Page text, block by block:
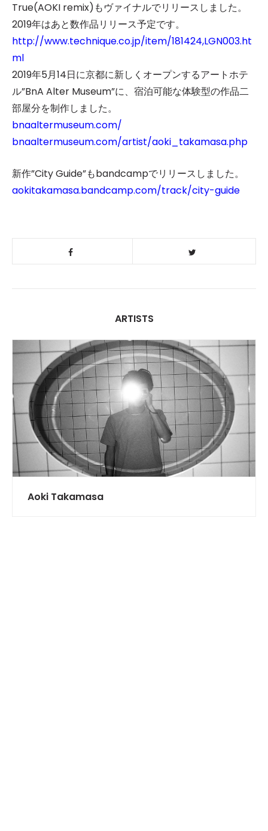
True(AOKI remix)もヴァイナルでリリースしました。
2019年はあと数作品リリース予定です。
http://www.technique.co.jp/item/181424,LGN003.ht
ml
2019年5月14日に京都に新しくオープンするアートホテ
ル”BnA Alter Museum”に、宿泊可能な体験型の作品二
部屋分を制作しました。
bnaaltermuseum.com/
bnaaltermuseum.com/artist/aoki_takamasa.php
新作”City Guide”もbandcampでリリースしました。
aokitakamasa.bandcamp.com/track/city-guide
ARTISTS
Aoki Takamasa